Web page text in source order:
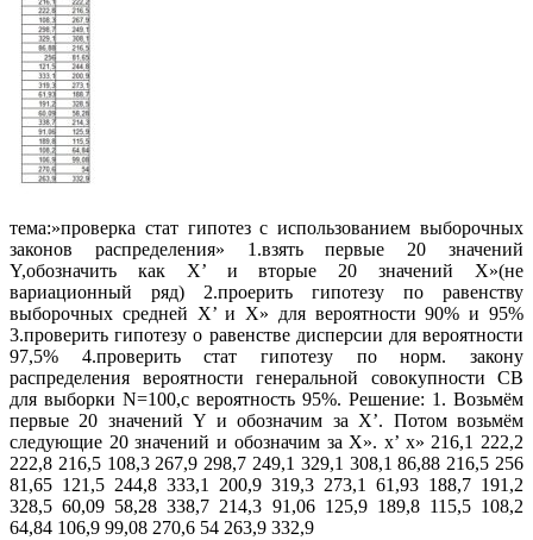
тема:»проверка стат гипотез с использованием выборочных
законов распределения» 1.взять первые 20 значений
Y,обозначить как X’ и вторые 20 значений X»(не
вариационный ряд) 2.проерить гипотезу по равенству
выборочных средней X’ и X» для вероятности 90% и 95%
3.проверить гипотезу о равенстве дисперсии для вероятности
97,5% 4.проверить стат гипотезу по норм. закону
распределения вероятности генеральной совокупности СВ
для выборки N=100,с вероятность 95%. Решение: 1. Возьмём
первые 20 значений Y и обозначим за X’. Потом возьмём
следующие 20 значений и обозначим за X». x’ x» 216,1 222,2
222,8 216,5 108,3 267,9 298,7 249,1 329,1 308,1 86,88 216,5 256
81,65 121,5 244,8 333,1 200,9 319,3 273,1 61,93 188,7 191,2
328,5 60,09 58,28 338,7 214,3 91,06 125,9 189,8 115,5 108,2
64,84 106,9 99,08 270,6 54 263,9 332,9